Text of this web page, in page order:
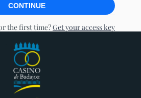
CONTINUE
the first time?Get your access key